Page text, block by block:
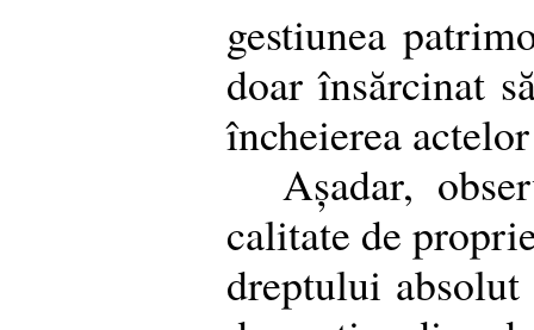
gestiunea
doar însărcinat
încheierea
Așadar,
calitate de
dreptului